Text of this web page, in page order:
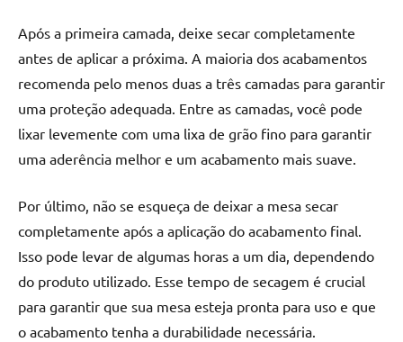
Após a primeira camada, deixe secar completamente
antes de aplicar a próxima. A maioria dos acabamentos
recomenda pelo menos duas a três camadas para garantir
uma proteção adequada. Entre as camadas, você pode
lixar levemente com uma lixa de grão fino para garantir
uma aderência melhor e um acabamento mais suave.
Por último, não se esqueça de deixar a mesa secar
completamente após a aplicação do acabamento final.
Isso pode levar de algumas horas a um dia, dependendo
do produto utilizado. Esse tempo de secagem é crucial
para garantir que sua mesa esteja pronta para uso e que
o acabamento tenha a durabilidade necessária.